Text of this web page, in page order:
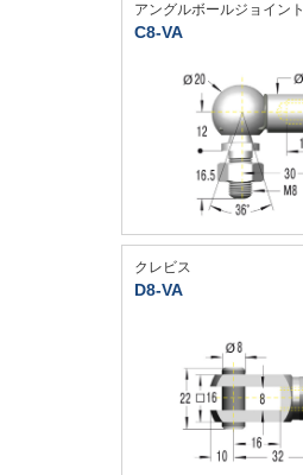
アングルボールジョイント
C8-VA
クレビス
D8-VA